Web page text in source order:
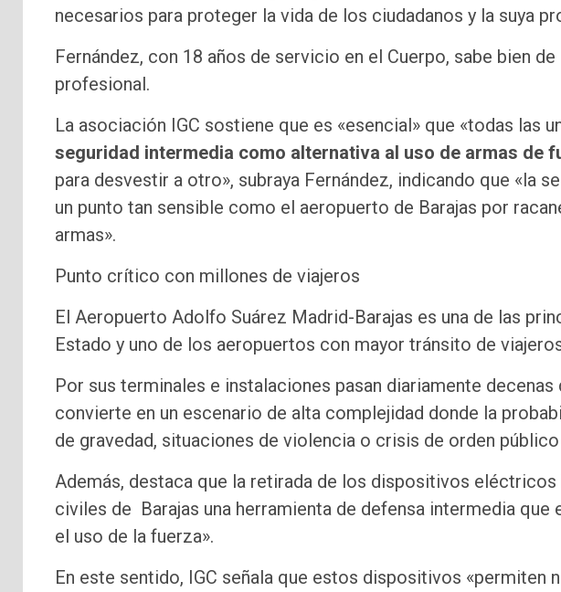
necesarios para proteger la vida de los ciudadanos y la suya
Fernández, con 18 años de servicio en el Cuerpo, sabe bien
profesional.
La asociación IGC sostiene que es «esencial» que «todas las
seguridad intermedia como alternativa al uso de armas de
para desvestir a otro», subraya Fernández, indicando que «la
un punto tan sensible como el aeropuerto de Barajas por
armas».
Punto crítico con millones de viajeros
El Aeropuerto Adolfo Suárez Madrid-Barajas es una de las
Estado y uno de los aeropuertos con mayor tránsito de
Por sus terminales e instalaciones pasan diariamente
convierte en un escenario de alta complejidad donde la
de gravedad, situaciones de violencia o crisis de orden
Además, destaca que la retirada de los dispositivos
civiles de Barajas una herramienta de defensa intermedia
el uso de la fuerza».
En este sentido, IGC señala que estos dispositivos «permiten